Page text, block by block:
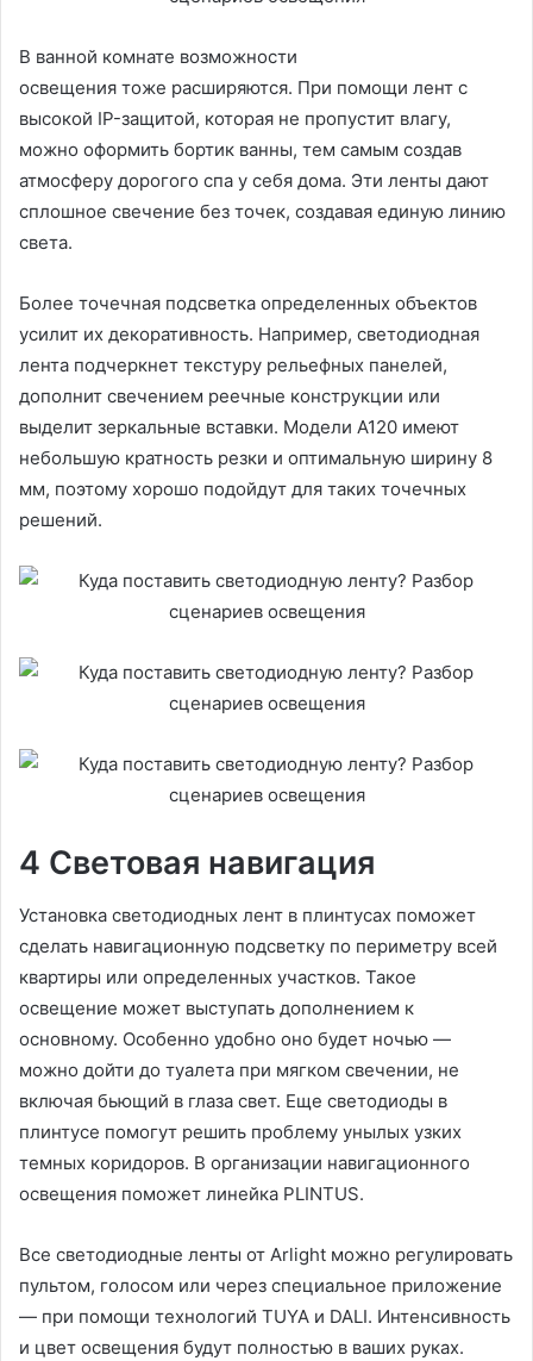
В ванной комнате возможности
освещения тоже расширяются. При помощи лент с
высокой IP-защитой, которая не пропустит влагу,
можно оформить бортик ванны, тем самым создав
атмосферу дорогого спа у себя дома. Эти ленты дают
сплошное свечение без точек, создавая единую линию
света.
Более точечная подсветка определенных объектов
усилит их декоративность. Например, светодиодная
лента подчеркнет текстуру рельефных панелей,
дополнит свечением реечные конструкции или
выделит зеркальные вставки. Модели А120 имеют
небольшую кратность резки и оптимальную ширину 8
мм, поэтому хорошо подойдут для таких точечных
решений.
4 Световая навигация
Установка светодиодных лент в плинтусах поможет
сделать навигационную подсветку по периметру всей
квартиры или определенных участков. Такое
освещение может выступать дополнением к
основному. Особенно удобно оно будет ночью —
можно дойти до туалета при мягком свечении, не
включая бьющий в глаза свет. Еще светодиоды в
плинтусе помогут решить проблему унылых узких
темных коридоров. В организации навигационного
освещения поможет линейка PLINTUS.
Все светодиодные ленты от Arlight можно регулировать
пультом, голосом или через специальное приложение
— при помощи технологий TUYA и DALI. Интенсивность
и цвет освещения будут полностью в ваших руках.